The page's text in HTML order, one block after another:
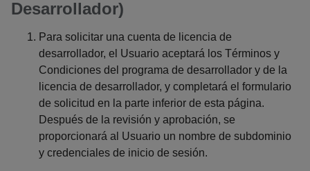
Desarrollador)
Para solicitar una cuenta de licencia de
desarrollador, el Usuario aceptará los Términos y
Condiciones del programa de desarrollador y de la
licencia de desarrollador, y completará el formulario
de solicitud en la parte inferior de esta página.
Después de la revisión y aprobación, se
proporcionará al Usuario un nombre de subdominio
y credenciales de inicio de sesión.